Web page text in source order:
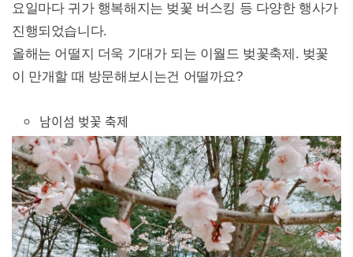
요일마다 귀가 행복해지는 벚꽃 버스킹 등 다양한 행사가
진행되었습니다.
올해는 어떨지 더욱 기대가 되는 이월드 벚꽃축제. 벚꽃
이 만개할 때 방문해보시는건 어떨까요?
남이섬 벚꽃 축제